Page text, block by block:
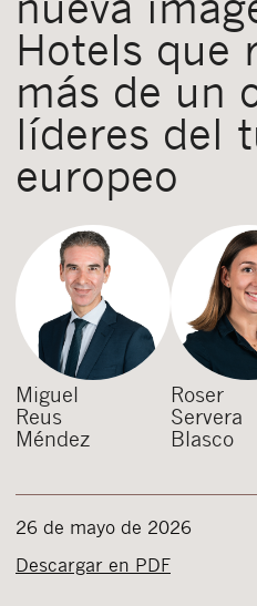
Hotels que
más de un
líderes del
europeo
Miguel
Reus
Méndez
Roser
Servera
Blasco
26 de mayo de 2026
Descargar en PDF